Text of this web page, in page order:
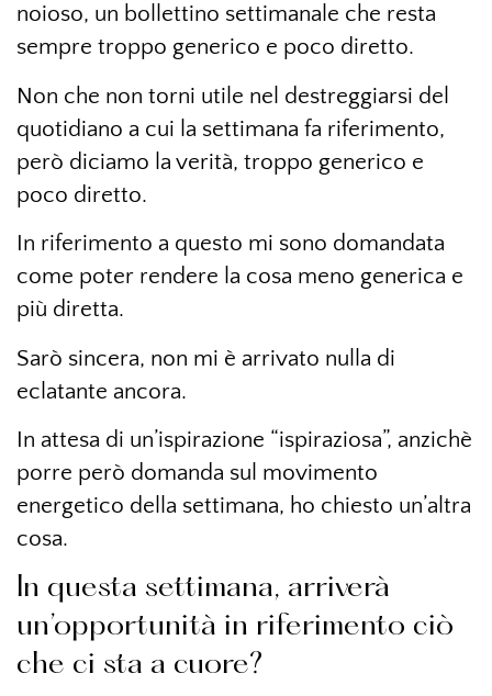
noioso, un bollettino settimanale che resta
sempre troppo generico e poco diretto.
Non che non torni utile nel destreggiarsi del
quotidiano a cui la settimana fa riferimento,
però diciamo la verità, troppo generico e
poco diretto.
In riferimento a questo mi sono domandata
come poter rendere la cosa meno generica e
più diretta.
Sarò sincera, non mi è arrivato nulla di
eclatante ancora.
In attesa di un’ispirazione “ispiraziosa”, anzichè
porre però domanda sul movimento
energetico della settimana, ho chiesto un’altra
cosa.
In questa settimana, arriverà
un’opportunità in riferimento ciò
che ci sta a cuore?